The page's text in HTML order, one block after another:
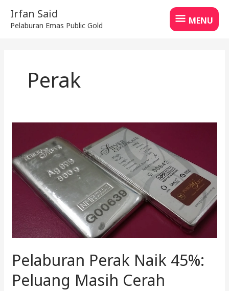
content
Irfan Said
Pelaburan Emas Public Gold
MENU
MENU
Perak
Pelaburan Perak Naik 45%:
Peluang Masih Cerah
Naik
45%:
Peluang
Masih